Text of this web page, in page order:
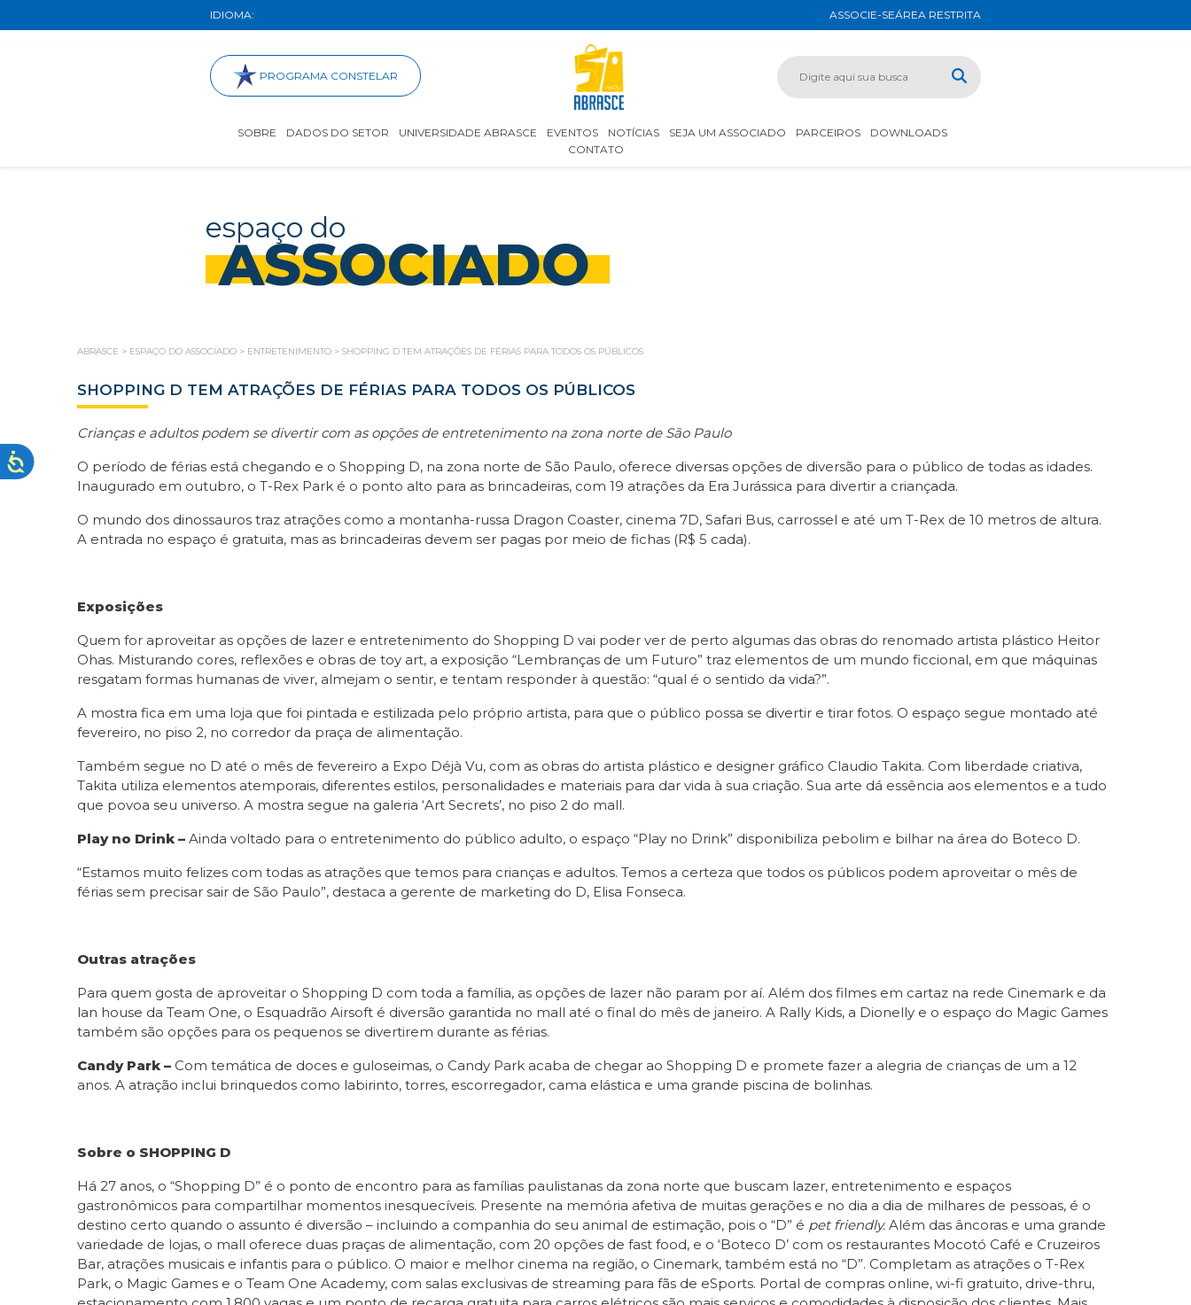
IDIOMA: ASSOCIE-SEÁREA RESTRITA
PROGRAMA CONSTELAR
SOBRE DADOS DO SETOR UNIVERSIDADE ABRASCE EVENTOS NOTÍCIAS SEJA UM ASSOCIADO PARCEIROS
DOWNLOADS
CONTATO
espaço do
ASSOCIADO
ABRASCE > ESPAÇO DO ASSOCIADO > ENTRETENIMENTO > SHOPPING D TEM ATRAÇÕES DE FÉRIAS PARA TODOS OS PÚBLICOS
SHOPPING D TEM ATRAÇÕES DE FÉRIAS PARA TODOS OS PÚBLICOS
Crianças e adultos podem se divertir com as opções de entretenimento na zona norte de São Paulo
O período de férias está chegando e o Shopping D, na zona norte de São Paulo, oferece diversas opções de diversão para o público de todas as idades.
Inaugurado em outubro, o T-Rex Park é o ponto alto para as brincadeiras, com 19 atrações da Era Jurássica para divertir a criançada.
O mundo dos dinossauros traz atrações como a montanha-russa Dragon Coaster, cinema 7D, Safari Bus, carrossel e até um T-Rex de 10 metros de altura.
A entrada no espaço é gratuita, mas as brincadeiras devem ser pagas por meio de fichas (R$ 5 cada).
Exposições
Quem for aproveitar as opções de lazer e entretenimento do Shopping D vai poder ver de perto algumas das obras do renomado artista plástico Heitor
Ohas. Misturando cores, reflexões e obras de toy art, a exposição “Lembranças de um Futuro” traz elementos de um mundo ficcional, em que máquinas
resgatam formas humanas de viver, almejam o sentir, e tentam responder à questão: “qual é o sentido da vida?”.
A mostra fica em uma loja que foi pintada e estilizada pelo próprio artista, para que o público possa se divertir e tirar fotos. O espaço segue montado até
fevereiro, no piso 2, no corredor da praça de alimentação.
Também segue no D até o mês de fevereiro a Expo Déjà Vu, com as obras do artista plástico e designer gráfico Claudio Takita. Com liberdade criativa,
Takita utiliza elementos atemporais, diferentes estilos, personalidades e materiais para dar vida à sua criação. Sua arte dá essência aos elementos e a tudo
que povoa seu universo. A mostra segue na galeria ‘Art Secrets’, no piso 2 do mall.
Play no Drink – Ainda voltado para o entretenimento do público adulto, o espaço “Play no Drink” disponibiliza pebolim e bilhar na área do Boteco D.
“Estamos muito felizes com todas as atrações que temos para crianças e adultos. Temos a certeza que todos os públicos podem aproveitar o mês de
férias sem precisar sair de São Paulo”, destaca a gerente de marketing do D, Elisa Fonseca.
Outras atrações
Para quem gosta de aproveitar o Shopping D com toda a família, as opções de lazer não param por aí. Além dos filmes em cartaz na rede Cinemark e da
lan house da Team One, o Esquadrão Airsoft é diversão garantida no mall até o final do mês de janeiro. A Rally Kids, a Dionelly e o espaço do Magic Games
também são opções para os pequenos se divertirem durante as férias.
Candy Park – Com temática de doces e guloseimas, o Candy Park acaba de chegar ao Shopping D e promete fazer a alegria de crianças de um a 12
anos. A atração inclui brinquedos como labirinto, torres, escorregador, cama elástica e uma grande piscina de bolinhas.
Sobre o SHOPPING D
Há 27 anos, o “Shopping D” é o ponto de encontro para as famílias paulistanas da zona norte que buscam lazer, entretenimento e espaços
gastronômicos para compartilhar momentos inesquecíveis. Presente na memória afetiva de muitas gerações e no dia a dia de milhares de pessoas, é o
destino certo quando o assunto é diversão – incluindo a companhia do seu animal de estimação, pois o “D” é pet friendly. Além das âncoras e uma grande
variedade de lojas, o mall oferece duas praças de alimentação, com 20 opções de fast food, e o ‘Boteco D’ com os restaurantes Mocotó Café e Cruzeiros
Bar, atrações musicais e infantis para o público. O maior e melhor cinema na região, o Cinemark, também está no “D”. Completam as atrações o T-Rex
Park, o Magic Games e o Team One Academy, com salas exclusivas de streaming para fãs de eSports. Portal de compras online, wi-fi gratuito, drive-thru,